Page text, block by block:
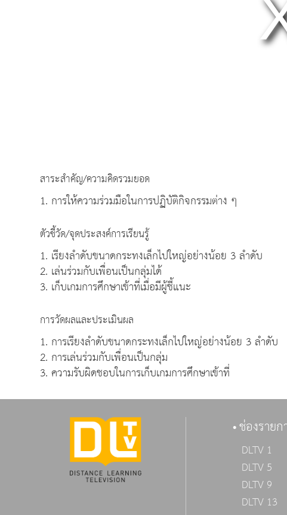
สาระสำคัญ/ความคิดรวมยอด
1. การให้ความร่วมมือในการปฏิบัติกิจกรรมต่าง ๆ
ตัวชี้วัด/จุดประสงค์การเรียนรู้
1. เรียงลำดับขนาดกระทงเล็กไปใหญ่อย่างน้อย 3 ลำดับ
2. เล่นร่วมกับเพื่อนเป็นกลุ่มได้
3. เก็บเกมการศึกษาเข้าที่เมื่อมีผู้ชี้แนะ
การวัดผลและประเมินผล
1. การเรียงลำดับขนาดกระทงเล็กไปใหญ่อย่างน้อย 3 ลำดับ
2. การเล่นร่วมกับเพื่อนเป็นกลุ่ม
3. ความรับผิดชอบในการเก็บเกมการศึกษาเข้าที่
ช่องรายก
DLTV 1
DLTV 5
DLTV 9
DLTV 13